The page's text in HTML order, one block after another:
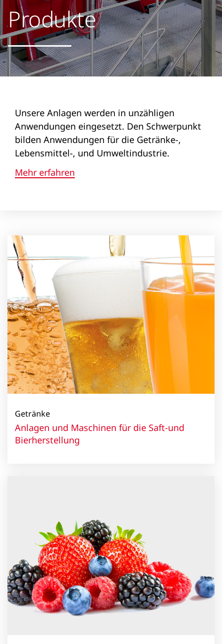
Produkte
Unsere Anlagen werden in unzähligen
Anwendungen eingesetzt. Den Schwerpunkt
bilden Anwendungen für die Getränke-,
Lebensmittel-, und Umweltindustrie.
Mehr erfahren
Getränke
Anlagen und Maschinen für die Saft-und
Bierherstellung